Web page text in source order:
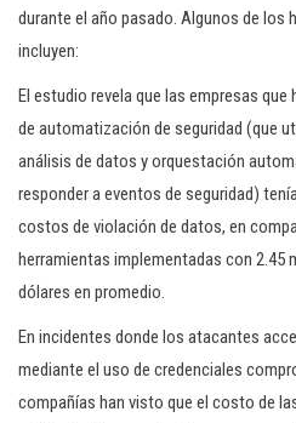
durante el año pasado. Algunos de los
incluyen:
El estudio revela que las empresas
de automatización de seguridad (que
análisis de datos y orquestación
responder a eventos de seguridad)
costos de violación de datos, en
herramientas implementadas con 2.45
dólares en promedio.
En incidentes donde los atacantes
mediante el uso de credenciales
compañías han visto que el costo de